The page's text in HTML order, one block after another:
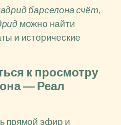
барселона счёт,
можно найти
и исторические
к просмотру
— Реал
прямой эфир и